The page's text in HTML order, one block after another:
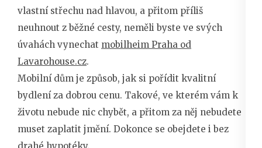
vlastní střechu nad hlavou, a přitom příliš
neuhnout z běžné cesty, neměli byste ve svých
úvahách vynechat mobilheim Praha od
Lavarohouse.cz.
Mobilní dům je způsob, jak si pořídit kvalitní
bydlení za dobrou cenu. Takové, ve kterém vám k
životu nebude nic chybět, a přitom za něj nebudete
muset zaplatit jmění. Dokonce se obejdete i bez